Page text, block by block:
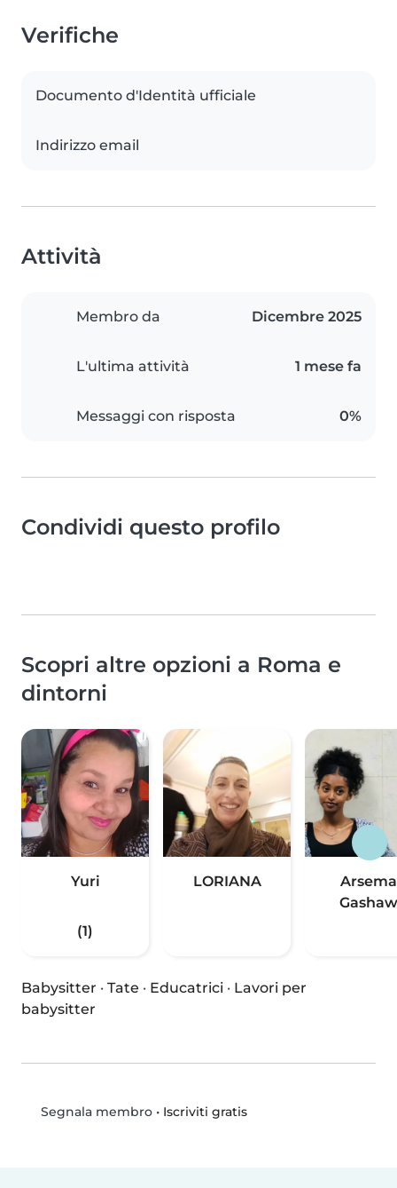
Verifiche
Documento d'Identità ufficiale
Indirizzo email
Attività
Membro da Dicembre 2025
L'ultima attività 1 mese fa
Messaggi con risposta 0%
Condividi questo profilo
Scopri altre opzioni a Roma e
dintorni
Yuri
(1)
LORIANA
Arsema
Gashaw
Babysitter · Tate · Educatrici · Lavori per
babysitter
Segnala membro• Iscriviti gratis